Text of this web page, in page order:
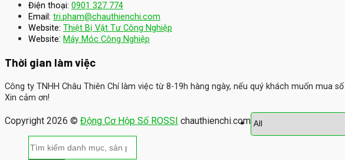
Điện thoại: 0901 327 774
Email: tri.pham@chauthienchi.com
Website: Thiệt Bị Vật Tư Công Nghiệp
Website: Máy Móc Công Nghiệp
Thời gian làm việc
Công ty TNHH Châu Thiên Chí làm việc từ 8-19h hàng ngày, nếu quý khách muốn mua
Xin cảm ơn!
Copyright 2026 © Động Cơ Hộp Số ROSSI chauthienchi.com